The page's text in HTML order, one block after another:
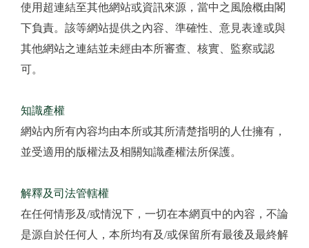
使用超連結至其他網站或資訊來源，當中之風險概由閣
下負責。該等網站提供之內容、準確性、意見表達或與
其他網站之連結並未經由本所審查、核實、監察或認
可。
知識產權
網站內所有內容均由本所或其所清楚指明的人仕擁有，
並受適用的版權法及相關知識產權法所保護。
解釋及司法管轄權
在任何情形及/或情況下，一切在本網頁中的內容，不論
是源自於任何人，本所均有及/或保留所有最後及最終解